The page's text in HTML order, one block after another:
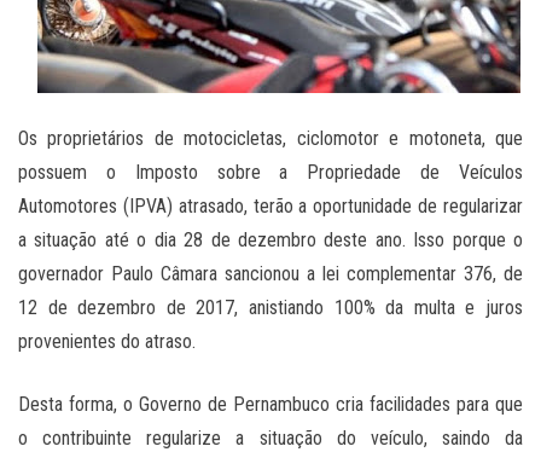
Os proprietários de motocicletas, ciclomotor e motoneta, que
possuem o Imposto sobre a Propriedade de Veículos
Automotores (IPVA) atrasado, terão a oportunidade de regularizar
a situação até o dia 28 de dezembro deste ano. Isso porque o
governador Paulo Câmara sancionou a lei complementar 376, de
12 de dezembro de 2017, anistiando 100% da multa e juros
provenientes do atraso.
Desta forma, o Governo de Pernambuco cria facilidades para que
o contribuinte regularize a situação do veículo, saindo da